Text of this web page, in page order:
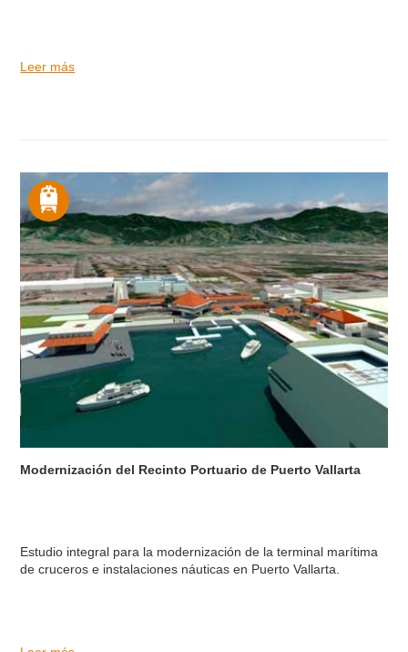
Leer más
Modernización del Recinto Portuario de Puerto Vallarta
Estudio integral para la modernización de la terminal marítima
de cruceros e instalaciones náuticas en Puerto Vallarta.